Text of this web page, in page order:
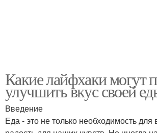
Какие лайфхаки могут
улучшить вкус своей
Введение
Еда - это не только необходимость